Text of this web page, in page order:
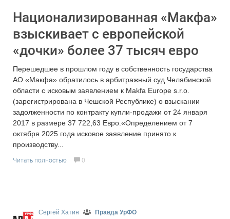
Национализированная «Макфа»
взыскивает с европейской
«дочки» более 37 тысяч евро
Перешедшее в прошлом году в собственность государства
АО «Макфа» обратилось в арбитражный суд Челябинской
области с исковым заявлением к Makfa Europe s.r.o.
(зарегистрирована в Чешской Республике) о взыскании
задолженности по контракту купли-продажи от 24 января
2017 в размере 37 722,63 Евро.«Определением от 7
октября 2025 года исковое заявление принято к
производству...
Читать полностью 0
Сергей Хатин
Правда УрФО